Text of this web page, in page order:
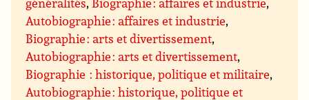
Autobiographie : affaires et industrie,
Biographie : arts et divertissement,
Autobiographie : arts et divertissement,
Biographie : historique, politique et militaire,
Autobiographie : historique, politique et